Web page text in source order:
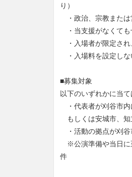
り）
・政治、宗教または
・当支援がなくても
・入場者が限定され
・入場料を設定しな
■募集対象
以下のいずれかに当
・代表者が刈谷市内
もしくは安城市、知
・活動の拠点が刈谷
※公演準備や当日に
件